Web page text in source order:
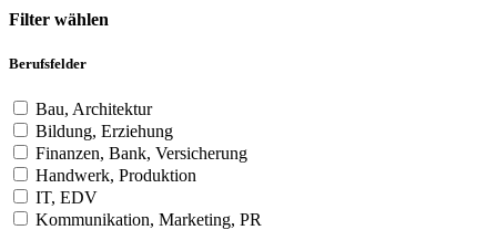
Filter wählen
Berufsfelder
Bau, Architektur
Bildung, Erziehung
Finanzen, Bank, Versicherung
Handwerk, Produktion
IT, EDV
Kommunikation, Marketing, PR